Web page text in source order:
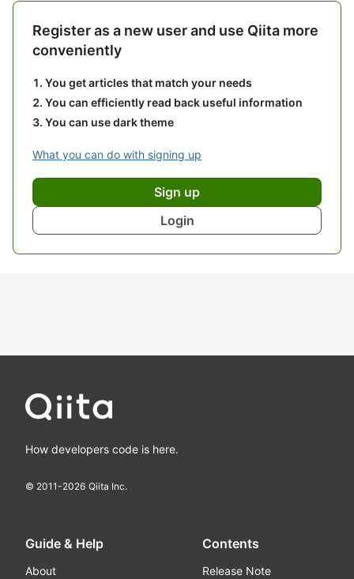
Register as a new user and use Qiita more
conveniently
You get articles that match your needs
You can efficiently read back useful information
You can use dark theme
What you can do with signing up
Sign up
Login
How developers code is here.
© 2011-2026 Qiita Inc.
Guide & Help
About
Contents
Release Note